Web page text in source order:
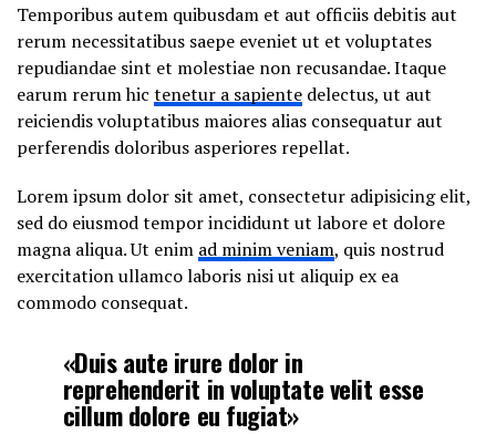
Temporibus autem quibusdam et aut officiis debitis aut
rerum necessitatibus saepe eveniet ut et voluptates
repudiandae sint et molestiae non recusandae. Itaque
earum rerum hic tenetur a sapiente delectus, ut aut
reiciendis voluptatibus maiores alias consequatur aut
perferendis doloribus asperiores repellat.
Lorem ipsum dolor sit amet, consectetur adipisicing elit,
sed do eiusmod tempor incididunt ut labore et dolore
magna aliqua. Ut enim ad minim veniam, quis nostrud
exercitation ullamco laboris nisi ut aliquip ex ea
commodo consequat.
«Duis aute irure dolor in
reprehenderit in voluptate velit esse
cillum dolore eu fugiat»